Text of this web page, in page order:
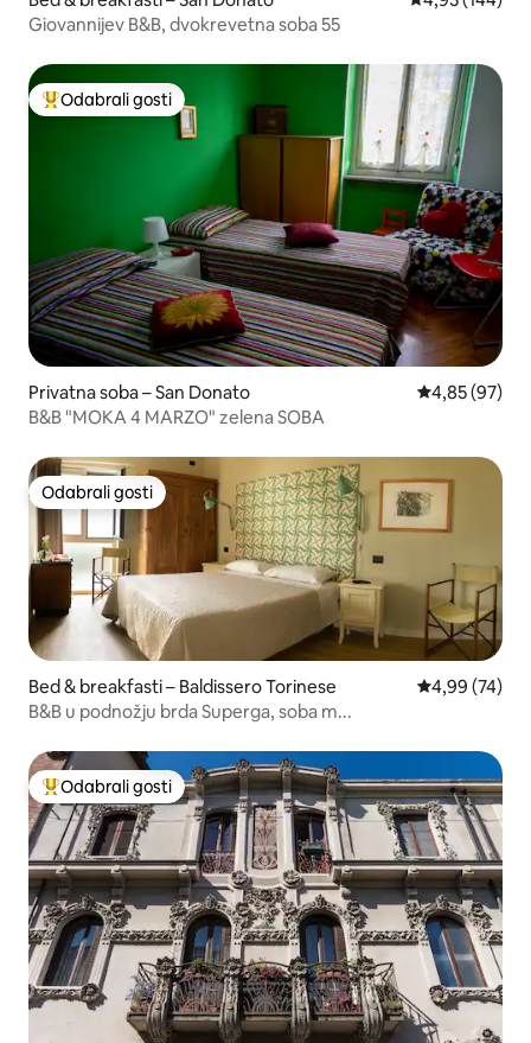
Giovannijev B&B, dvokrevetna soba 55
Među najviše rangiranima s oznakom „Odabrali gosti”
Odabrali gosti
Privatna soba – San Donato Prosječna
4,85 (97)
B&B "MOKA 4 MARZO" zelena SOBA
Odabrali gosti
Odabrali gosti
Bed & breakfasti – Baldissero Torinese Prosječna
4,99 (74)
B&B u podnožju brda Superga, soba m...
Među najviše rangiranima s oznakom „Odabrali gosti”
Odabrali gosti